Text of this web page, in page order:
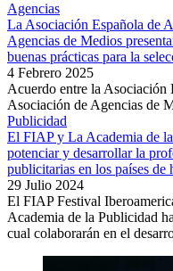
Agencias
La Asociación Española de
Agencias de Medios
buenas prácticas para la
4 Febrero 2025
Acuerdo entre la Asociación
Asociación de Agencias de
Publicidad
El FIAP y La Academia de
potenciar y desarrollar la
publicitarias en los países de
29 Julio 2024
El FIAP Festival
Academia de la Publicidad
cual colaborarán en el